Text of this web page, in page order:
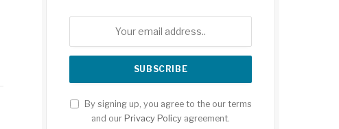
By signing up, you agree to the our terms
and our Privacy Policy agreement.